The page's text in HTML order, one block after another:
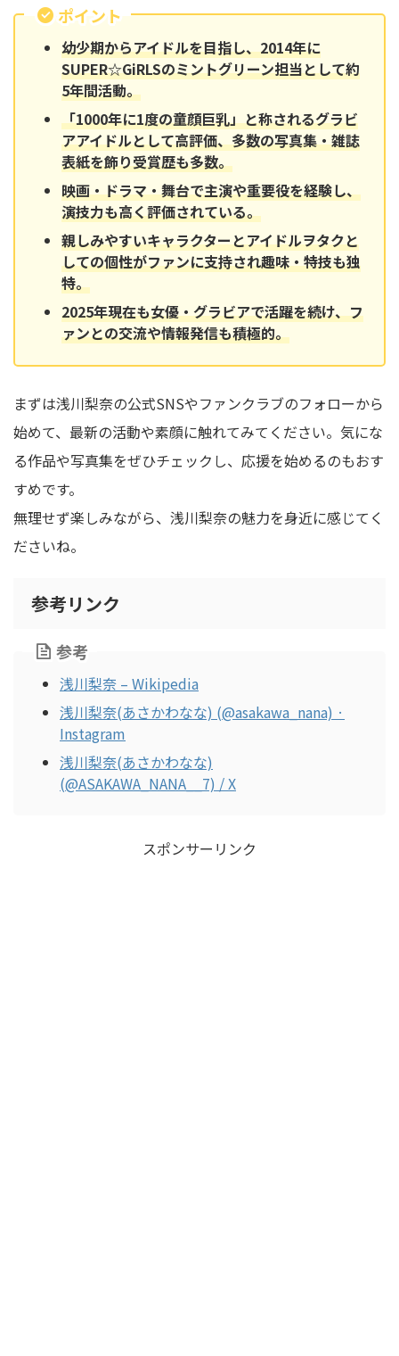
ポイント
幼少期からアイドルを目指し、2014年に
SUPER☆GiRLSのミントグリーン担当として約
5年間活動。
「1000年に1度の童顔巨乳」と称されるグラビ
アアイドルとして高評価、多数の写真集・雑誌
表紙を飾り受賞歴も多数。
映画・ドラマ・舞台で主演や重要役を経験し、
演技力も高く評価されている。
親しみやすいキャラクターとアイドルヲタクと
しての個性がファンに支持され趣味・特技も独
特。
2025年現在も女優・グラビアで活躍を続け、フ
ァンとの交流や情報発信も積極的。
まずは浅川梨奈の公式SNSやファンクラブのフォローから
始めて、最新の活動や素顔に触れてみてください。気にな
る作品や写真集をぜひチェックし、応援を始めるのもおす
すめです。
無理せず楽しみながら、浅川梨奈の魅力を身近に感じてく
ださいね。
参考リンク
参考
浅川梨奈 – Wikipedia
浅川梨奈(あさかわなな) (@asakawa_nana) ·
Instagram
浅川梨奈(あさかわなな)
(@ASAKAWA_NANA__7) / X
スポンサーリンク